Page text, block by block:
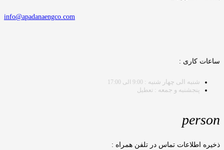
info@apadanaengco.com
ساعات کاری :
شنبه الی چهار شنبه : 9:00 الی 17:00
پنجشنبه و جمعه : تعطیل
person
ذخیره اطلاعات تماس در تلفن همراه :